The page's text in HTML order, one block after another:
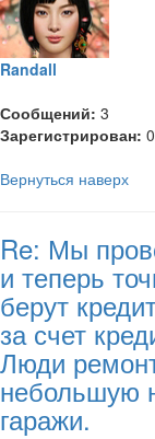
Randall
Сообщений: 3
Зарегистрирован:
Вернуться наверх
Re: Мы
и теперь
берут
за счет
Люди
небольшую
гаражи.